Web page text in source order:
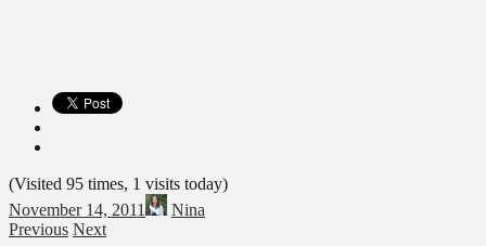
(Visited 95 times, 1 visits today)
November 14, 2011
Nina
Previous Next